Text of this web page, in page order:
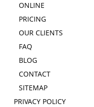
ONLINE
PRICING
OUR CLIENTS
FAQ
BLOG
CONTACT
SITEMAP
PRIVACY POLICY